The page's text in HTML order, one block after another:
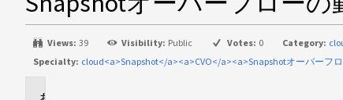
Views: 39 Visibility: Public Votes: 0 Category:
Specialty: cloud<a>Snapshot</a><a>CVO</a><a>Snapshotオーバーフ